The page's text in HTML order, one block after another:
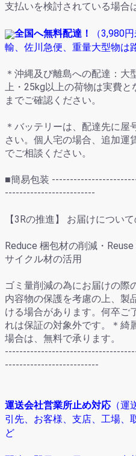
支払いを検討されている場合
全国へ無料配達！ （3,980
輸、佐川急便、重量大型物は
＊沖縄及び離島への配達：
上・25kg以上の荷物は実費
までご確認ください。
＊バッテリーは、配達先に
さい。個人宅の場合、追加運
でご相談ください。
■簡易包装
-------------------------
【3Rの推進】 お届けについ
Reduce 梱包材の削減・
サイクル材の活用
ゴミ量削減の為にお届けの際
内容物の保護を考慮の上、製
ける場合があります。何卒ご
れは保証の対象外です。＊綺
場合は、無料で承ります。
--------------------------
運送会社営業所止め対応 （運
引先、お客様、支店、工場、
ど